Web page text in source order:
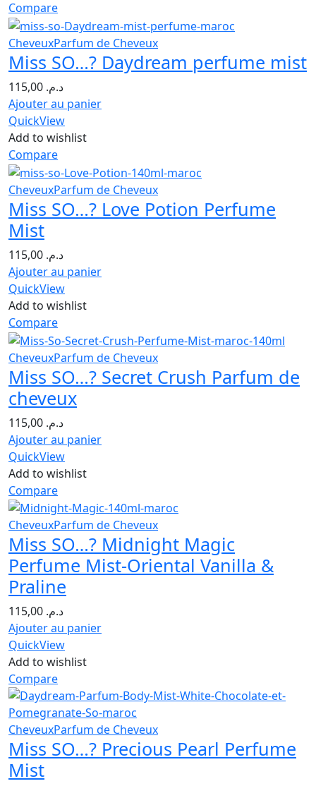
Compare
CheveuxParfum de Cheveux
Miss SO…? Daydream perfume mist
د.م.
Ajouter au panier
QuickView
Add to wishlist
Compare
CheveuxParfum de Cheveux
Miss SO…? Love Potion Perfume
Mist
د.م.
Ajouter au panier
QuickView
Add to wishlist
Compare
CheveuxParfum de Cheveux
Miss SO…? Secret Crush Parfum de
cheveux
د.م.
Ajouter au panier
QuickView
Add to wishlist
Compare
CheveuxParfum de Cheveux
Miss SO…? Midnight Magic
Perfume Mist-Oriental Vanilla &
Praline
د.م.
Ajouter au panier
QuickView
Add to wishlist
Compare
CheveuxParfum de Cheveux
Miss SO…? Precious Pearl Perfume
Mist